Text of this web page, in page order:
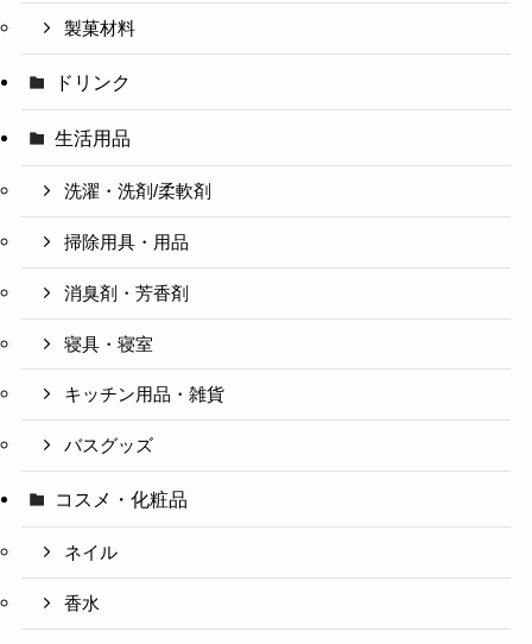
製菓材料
ドリンク
生活用品
洗濯・洗剤/柔軟剤
掃除用具・用品
消臭剤・芳香剤
寝具・寝室
キッチン用品・雑貨
バスグッズ
コスメ・化粧品
ネイル
香水